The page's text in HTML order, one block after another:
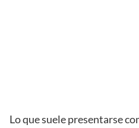
Lo que suele presentarse